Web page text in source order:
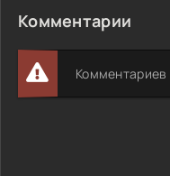
Комментарии
Комментариев